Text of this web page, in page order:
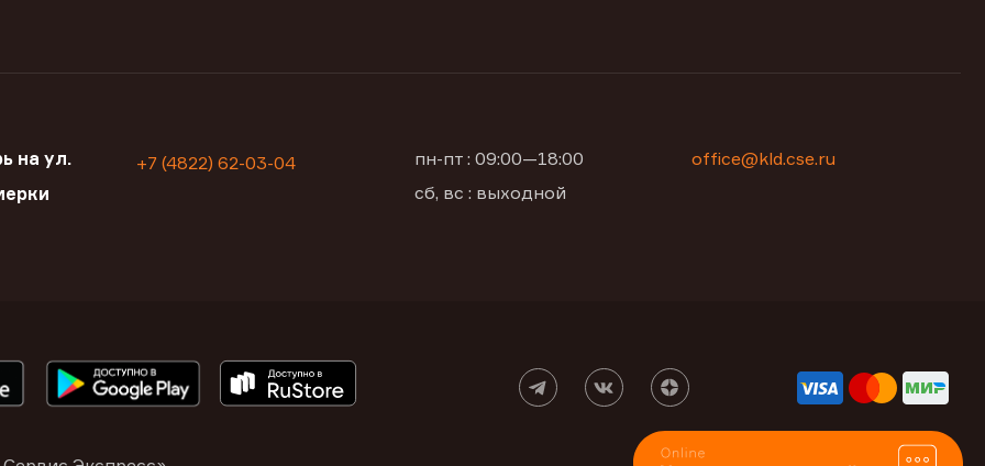
на ул.
+7 (4822) 62-03-04
пн-пт : 09:00—18:00
сб, вс : выходной
office@kld.cse.ru